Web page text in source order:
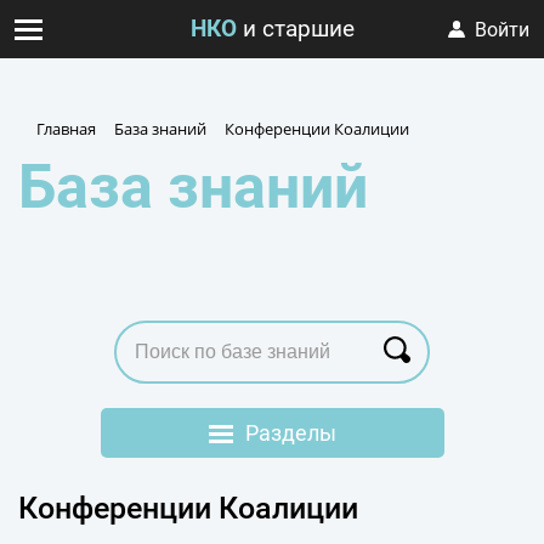
НКОи старшие Войти
Главная База знаний Конференции Коалиции
База знаний
Разделы
возраст»
Флагманская площадка
Конференции Коалиции